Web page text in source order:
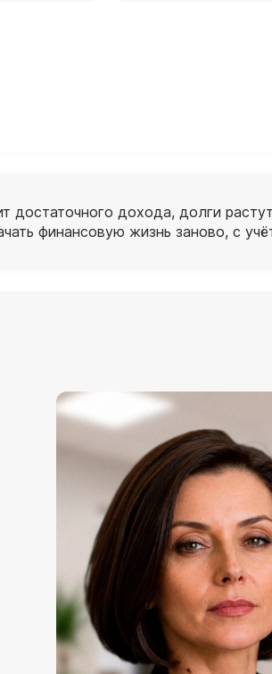
достаточного дохода, долги
финансовую жизнь заново, с